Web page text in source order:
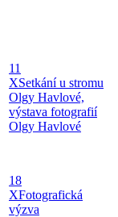
11
XSetkání u stromu
Olgy Havlové,
výstava fotografií
Olgy Havlové
18
XFotografická
výzva